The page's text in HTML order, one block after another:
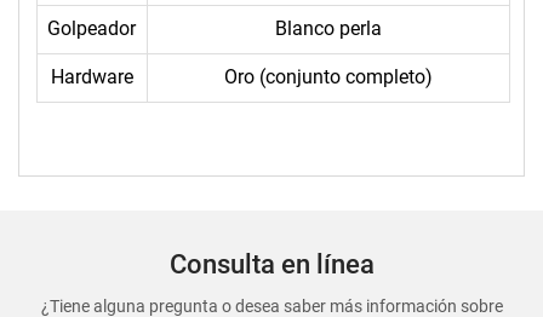
Golpeador Blanco perla
Hardware Oro (conjunto completo)
Consulta en línea
¿Tiene alguna pregunta o desea saber más información sobre